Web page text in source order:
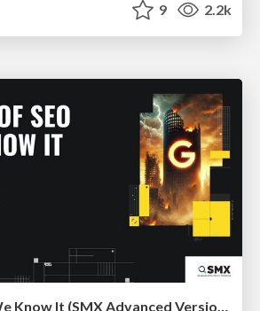
9 2.2k